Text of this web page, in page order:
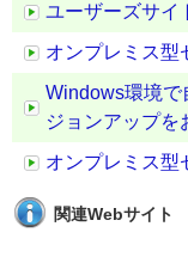
ユーザーズサイ
オンプレミス型
Windows環境で
ジョンアップを
オンプレミス型
関連Webサイト